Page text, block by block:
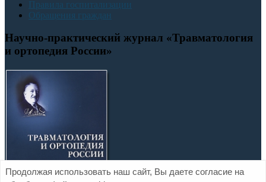
Правила госпитализации
Обращения граждан
Научно-практический журнал «Травматология
и ортопедия России»
Продолжая использовать наш сайт, Вы даете согласие на